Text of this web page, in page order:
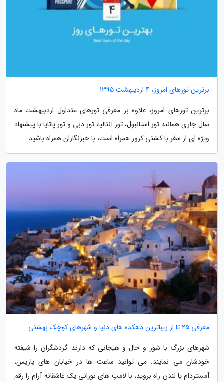
برترین تورهای امروز، 4 اردیبهشت 1395
برترین تورهای امروز، علاوه بر معرفی تورهای متداول اردبیهشت ماه
سال جاری همانند تور استانبول، تور آنتالیا، تور دبی و تور پاتایا با پیشنهاد
ویژه ای از سفر با کشتی کروز همراه است، با خبرنگاران همراه باشید.
معرفی 25 تا از زیباترین دهکده های دنیا و شهرهای کوچک بهشتی
شهرهای بزرگ با شور و حال و هیجانی که دارند گردشگران را شیفته
خودشان می نمایند. می توانید ساعت ها در خیابان های پاریس،
آمستردام یا لندن راه بروید، با لامپ های نورانی یک عاشقانه آرام را رقم